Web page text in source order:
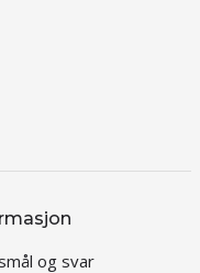
og svar